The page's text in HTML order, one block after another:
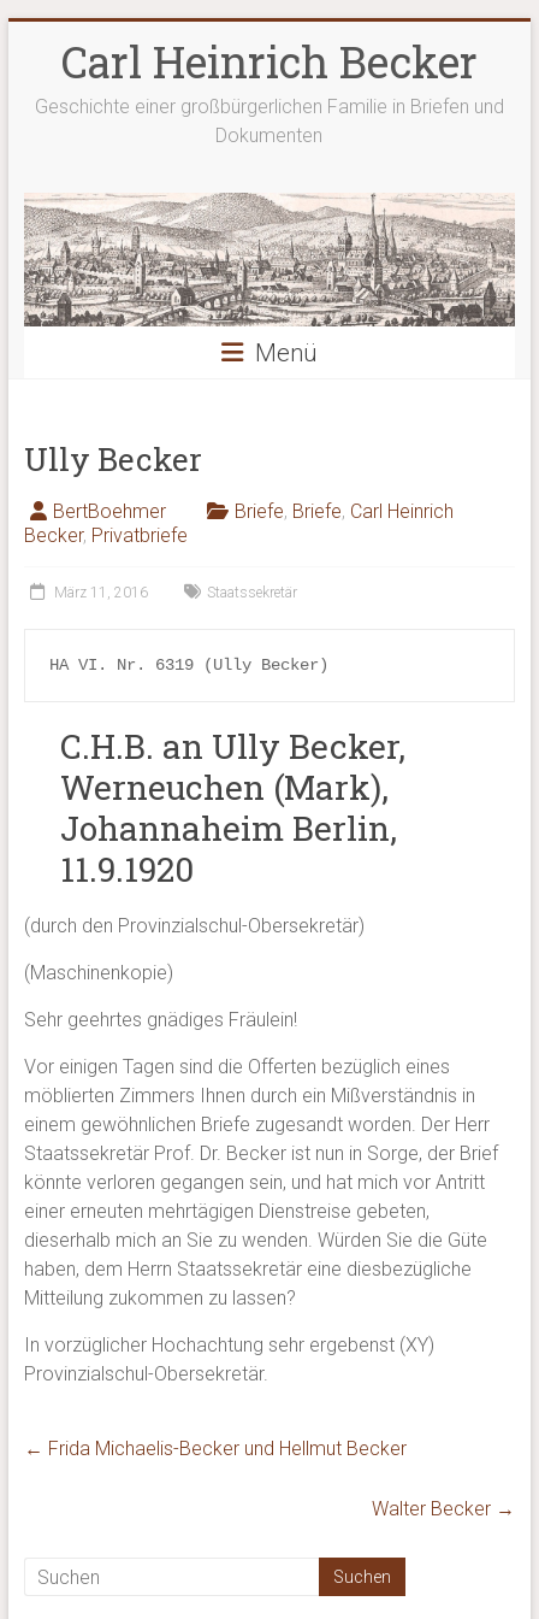
springenCarl Heinrich Becker
Geschichte einer großbürgerlichen Familie in Briefen und
Dokumenten
Menü
Ully Becker
BertBoehmer Briefe, Briefe, Carl Heinrich
Becker, Privatbriefe
März 11, 2016 Staatssekretär
HA VI. Nr. 6319 (Ully Becker)
C.H.B. an Ully Becker,
Werneuchen (Mark),
Johannaheim Berlin,
11.9.1920
(durch den Provinzialschul-Obersekretär)
(Maschinenkopie)
Sehr geehrtes gnädiges Fräulein!
Vor einigen Tagen sind die Offerten bezüglich eines
möblierten Zimmers Ihnen durch ein Mißverständnis in
einem gewöhnlichen Briefe zugesandt worden. Der Herr
Staatssekretär Prof. Dr. Becker ist nun in Sorge, der Brief
könnte verloren gegangen sein, und hat mich vor Antritt
einer erneuten mehrtägigen Dienstreise gebeten,
dieserhalb mich an Sie zu wenden. Würden Sie die Güte
haben, dem Herrn Staatssekretär eine diesbezügliche
Mitteilung zukommen zu lassen?
In vorzüglicher Hochachtung sehr ergebenst (XY)
Provinzialschul-Obersekretär.
← Frida Michaelis-Becker und Hellmut Becker
Walter Becker →